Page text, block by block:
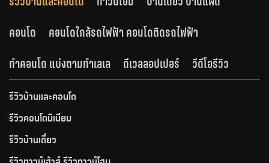
คอนโด
คอนโดใกล้รถไฟฟ้า คอนโดติดรถไฟฟ้า
ทำคอนโด แบ่งตามทำเลเล
ดีเวลลอปเปอร์ วีดีโอรีวิว
รีวิวบ้านและคอนโด
รีวิวคอนโดมิเนียม
รีวิวบ้านเดี่ยว